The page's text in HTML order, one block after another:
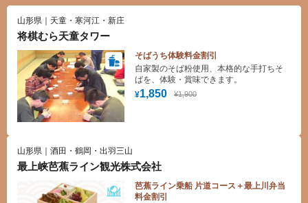
山形県｜天童・寒河江・新庄
将棋むら天童タワー
そばうち体験料金割引
¥1,850 ¥1,900
自家製のそば粉使用、本格的な手打ちそ
ばを、体験・賞味できます。
山形県｜酒田・鶴岡・出羽三山
最上峡芭蕉ライン観光株式会社
芭蕉ライン乗船 片道コース＋最上川弁当
料金割引